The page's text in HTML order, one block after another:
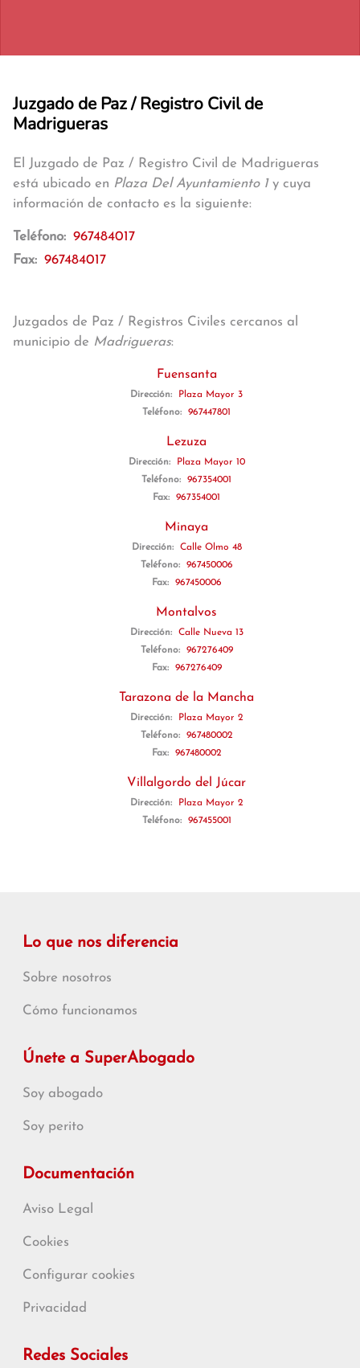
Juzgado de Paz / Registro Civil de
Madrigueras
El Juzgado de Paz / Registro Civil de Madrigueras
está ubicado en Plaza Del Ayuntamiento 1y cuya
información de contacto es la siguiente:
Teléfono: 967484017
Fax: 967484017
Juzgados de Paz / Registros Civiles cercanos al
municipio de Madrigueras:
Fuensanta
Dirección:
Plaza Mayor 3
Teléfono:
967447801
Lezuza
Dirección:
Plaza Mayor 10
Teléfono:
967354001
Fax:
967354001
Minaya
Dirección:
Calle Olmo 48
Teléfono:
967450006
Fax:
967450006
Montalvos
Dirección:
Calle Nueva 13
Teléfono:
967276409
Fax:
967276409
Tarazona de la Mancha
Dirección:
Plaza Mayor 2
Teléfono:
967480002
Fax:
967480002
Villalgordo del Júcar
Dirección:
Plaza Mayor 2
Teléfono:
967455001
Lo que nos diferencia
Sobre nosotros
Cómo funcionamos
Únete a SuperAbogado
Soy abogado
Soy perito
Documentación
Aviso Legal
Cookies
Configurar cookies
Privacidad
Redes Sociales